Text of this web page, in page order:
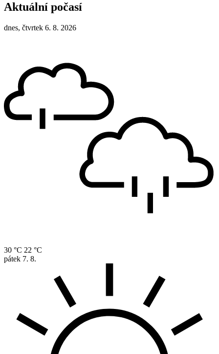
Aktuální počasí
dnes, čtvrtek 6. 8. 2026
30 °C 22 °C
pátek 7. 8.